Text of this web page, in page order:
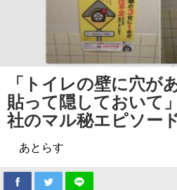
「トイレの壁に穴が
貼って隠しておいて
社のマル秘エピソー
あとらす